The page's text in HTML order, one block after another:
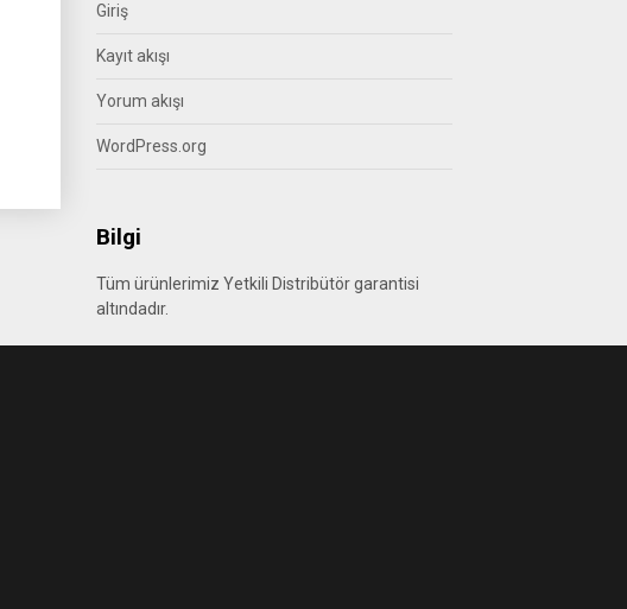
Giriş
Kayıt akışı
Yorum akışı
WordPress.org
Bilgi
Tüm ürünlerimiz Yetkili Distribütör garantisi
altındadır.